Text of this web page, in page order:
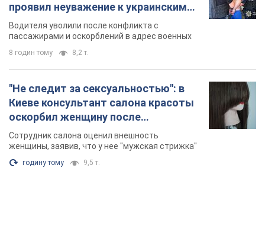
проявил неуважение к украинским
военным и поплатился за это.
Видео
Водителя уволили после конфликта с
пассажирами и оскорблений в адрес военных
8 годин тому 8,2 т.
"Не следит за сексуальностью": в
Киеве консультант салона красоты
оскорбил женщину после
химиотерапии, разгорелся скандал.
Фото
Сотрудник салона оценил внешность
женщины, заявив, что у нее "мужская стрижка"
годину тому 9,5 т.